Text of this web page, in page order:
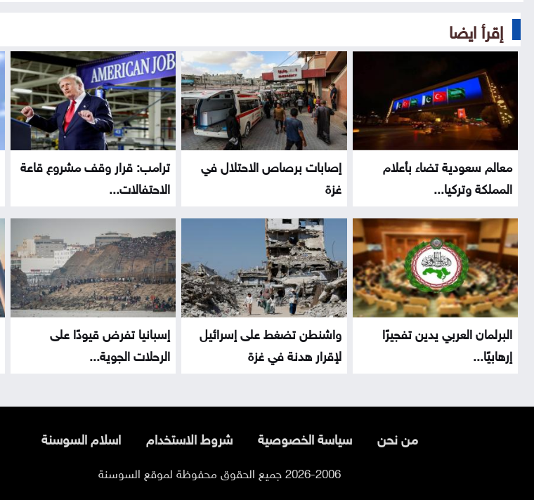
إقرأ ايضا
معالم سعودية تضاء بأعلام
المملكة وتركيا...
إصابات برصاص الاحتلال في
غزة
ترامب: قرار وقف مشروع قاعة
الاحتفالات...
البرلمان العربي يدين تفجيرًا
إرهابيًا...
واشنطن تضغط على إسرائيل
لإقرار هدنة في غزة
إسبانيا تفرض قيودًا على
الرحلات الجوية...
من نحن سياسة الخصوصية شروط الاستخدام اسلام السوسنة
2026-2006 جميع الحقوق محفوظة لموقع السوسنة